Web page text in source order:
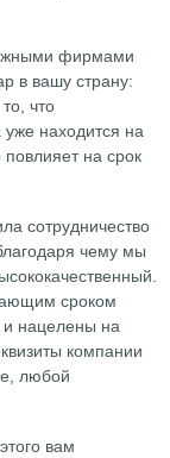
фирмами
в вашу страну:
что
уже находится на
повлияет на срок
сотрудничество
чему мы
сроком
и нацелены на
компании
любой
вам